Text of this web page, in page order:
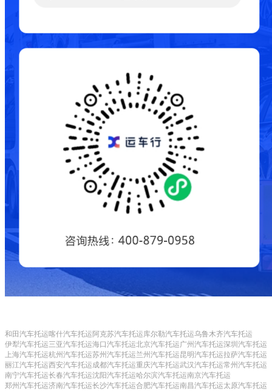
和田汽车托运喀什汽车托运 阿克苏汽车托运库尔勒汽车托运乌鲁木齐汽车托运
伊犁汽车托运三亚汽车托运海口汽车托运北京汽车托运广州汽车托运深圳汽车托运
上海汽车托运杭州汽车托运苏州汽车托运兰州汽车托运昆明汽车托运拉萨汽车托运
丽江汽车托运西安汽车托运成都汽车托运重庆汽车托运武汉汽车托运常州汽车托运
南宁汽车托运长春汽车托运沈阳汽车托运哈尔滨汽车托运南京汽车托运
郑州汽车托运济南汽车托运长沙汽车托运合肥汽车托运南昌汽车托运太原汽车托运